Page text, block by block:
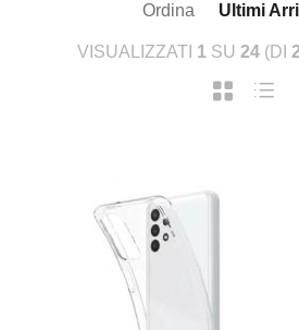
Ordina Ultimi
VISUALIZZATI 1 SU 24(DI